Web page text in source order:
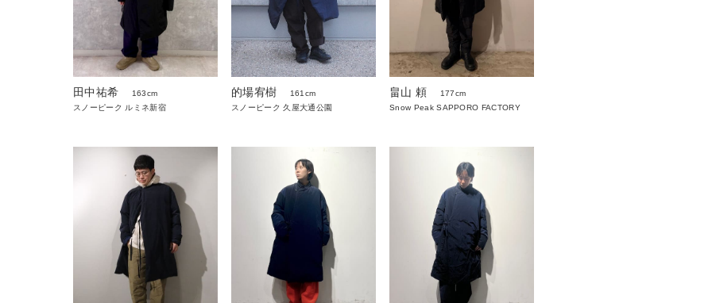
田中祐希
163cm
スノーピーク ルミネ新宿
的場宥樹
161cm
スノーピーク 久屋大通公園
畠山 頼
177cm
Snow Peak SAPPORO FACTORY